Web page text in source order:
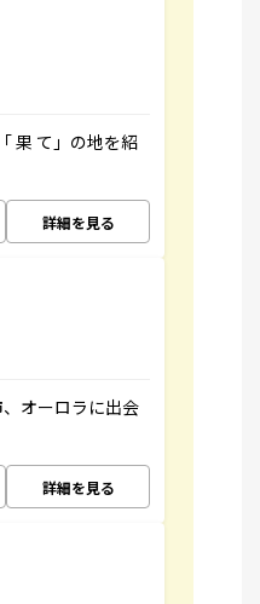
果 て」の地を紹
詳細を見る
オーロラに出会
詳細を見る